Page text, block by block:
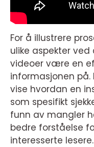
For å illustrere
ulike aspekter ved
videoer være en
informasjonen på.
vise hvordan en
som spesifikt
funn av mangler
bedre forståelse
interesserte lesere.